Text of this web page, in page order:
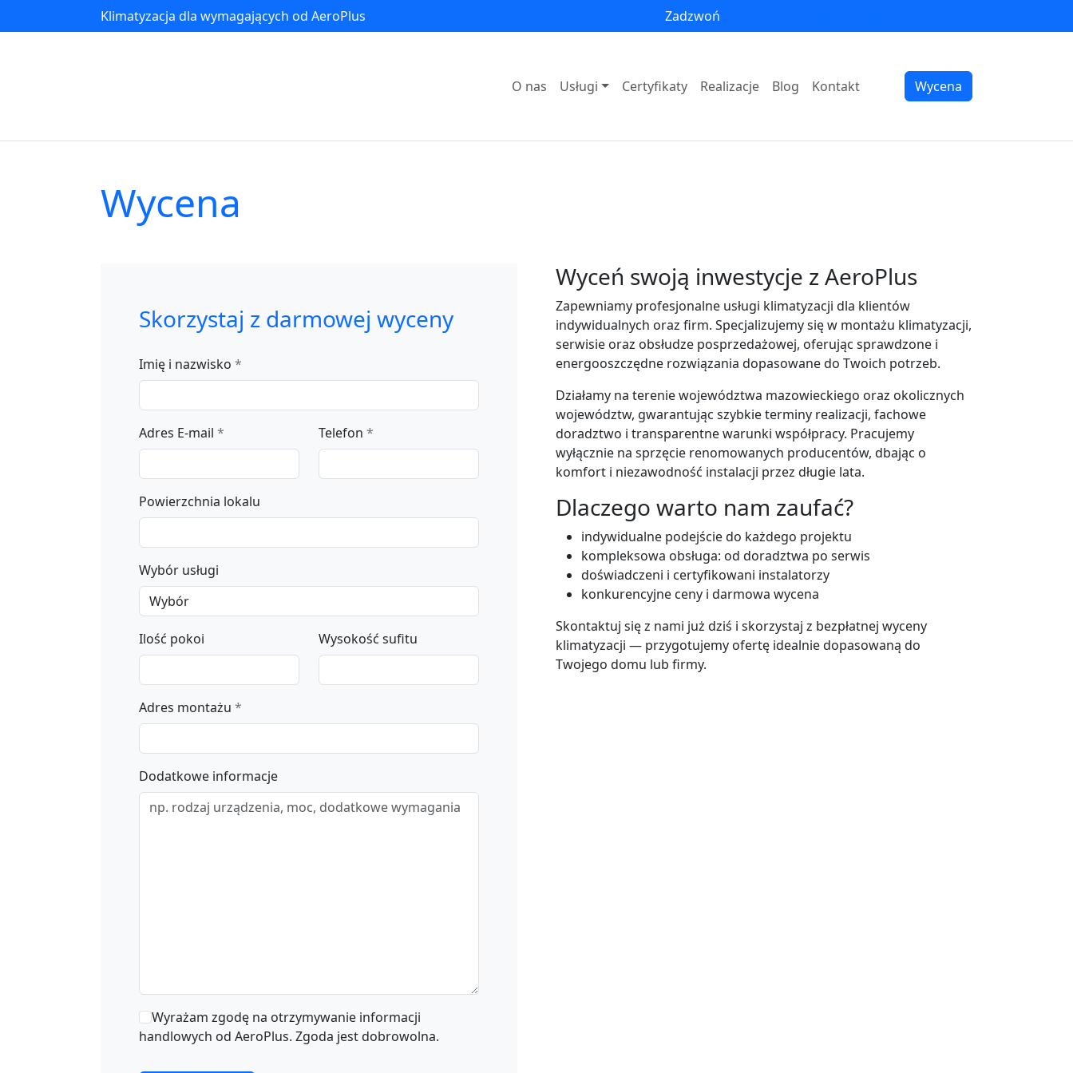
Klimatyzacja dla wymagających od AeroPlus Zadzwoń
O nas Usługi Certyfikaty Realizacje Blog Kontakt Wycena
Wycena
Skorzystaj z darmowej wyceny
Imię i nazwisko *
Adres E-mail * Telefon *
Powierzchnia lokalu
Wybór usługi
Ilość pokoi Wysokość sufitu
Adres montażu *
Dodatkowe informacje
Wyrażam zgodę na otrzymywanie informacji
handlowych od AeroPlus. Zgoda jest dobrowolna.
Wyceń swoją inwestycje z AeroPlus
Zapewniamy profesjonalne usługi klimatyzacji dla klientów
indywidualnych oraz firm. Specjalizujemy się w montażu klimatyzacji,
serwisie oraz obsłudze posprzedażowej, oferując sprawdzone i
energooszczędne rozwiązania dopasowane do Twoich potrzeb.
Działamy na terenie województwa mazowieckiego oraz okolicznych
województw, gwarantując szybkie terminy realizacji, fachowe
doradztwo i transparentne warunki współpracy. Pracujemy
wyłącznie na sprzęcie renomowanych producentów, dbając o
komfort i niezawodność instalacji przez długie lata.
Dlaczego warto nam zaufać?
indywidualne podejście do każdego projektu
kompleksowa obsługa: od doradztwa po serwis
doświadczeni i certyfikowani instalatorzy
konkurencyjne ceny i darmowa wycena
Skontaktuj się z nami już dziś i skorzystaj z bezpłatnej wyceny
klimatyzacji — przygotujemy ofertę idealnie dopasowaną do
Twojego domu lub firmy.